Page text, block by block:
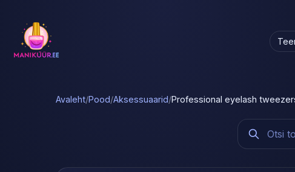
Avaleht/Pood/Aksessuaarid/Professional eyelash